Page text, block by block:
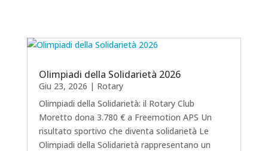
Olimpiadi della Solidarietà 2026
Giu 23, 2026 | Rotary
Olimpiadi della Solidarietà: il Rotary Club
Moretto dona 3.780 € a Freemotion APS Un
risultato sportivo che diventa solidarietà Le
Olimpiadi della Solidarietà rappresentano un